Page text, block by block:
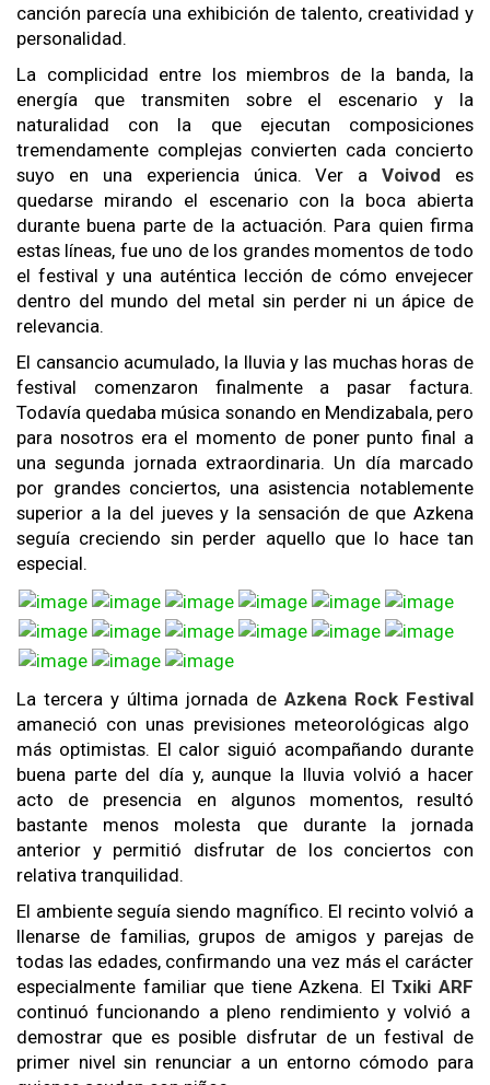
canción parecía una exhibición de talento, creatividad y
personalidad.
La complicidad entre los miembros de la banda, la
energía que transmiten sobre el escenario y la
naturalidad con la que ejecutan composiciones
tremendamente complejas convierten cada concierto
suyo en una experiencia única. Ver aVoivod es
quedarse mirando el escenario con la boca abierta
durante buena parte de la actuación. Para quien firma
estas líneas, fue uno de los grandes momentos de todo
el festival y una auténtica lección de cómo envejecer
dentro del mundo del metal sin perder ni un ápice de
relevancia.
El cansancio acumulado, la lluvia y las muchas horas de
festival comenzaron finalmente a pasar factura.
Todavía quedaba música sonando en Mendizabala, pero
para nosotros era el momento de poner punto final a
una segunda jornada extraordinaria. Un día marcado
por grandes conciertos, una asistencia notablemente
superior a la del jueves y la sensación de que Azkena
seguía creciendo sin perder aquello que lo hace tan
especial.
La tercera y última jornada de Azkena Rock Festival
amaneció con unas previsiones meteorológicas algo
más optimistas. El calor siguió acompañando durante
buena parte del día y, aunque la lluvia volvió a hacer
acto de presencia en algunos momentos, resultó
bastante menos molesta que durante la jornada
anterior y permitió disfrutar de los conciertos con
relativa tranquilidad.
El ambiente seguía siendo magnífico. El recinto volvió a
llenarse de familias, grupos de amigos y parejas de
todas las edades, confirmando una vez más el carácter
especialmente familiar que tiene Azkena. ElTxiki ARF
continuó funcionando a pleno rendimiento y volvió a
demostrar que es posible disfrutar de un festival de
primer nivel sin renunciar a un entorno cómodo para